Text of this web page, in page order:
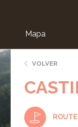
Mapa
VOLVER
ROUTE